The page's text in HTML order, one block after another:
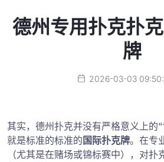
德州专用扑克扑
牌
2026-03-03
其实，德州扑克并没有严格意义上的
就是标准的标准的 国际扑克牌。在专
（尤其是在赌场或锦标赛中），对